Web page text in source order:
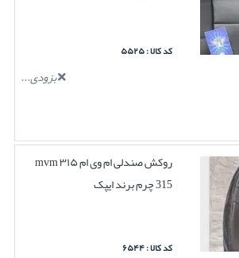
کد کالا : ۵۵۲۵
بزودی...
روکش صندلی ام وی ام ۳۱۵ mvm
315 چرم برند ایپک
کد کالا : ۶۵۴۴